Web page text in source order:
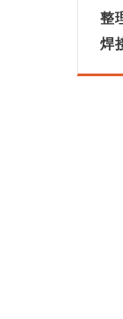
整
焊